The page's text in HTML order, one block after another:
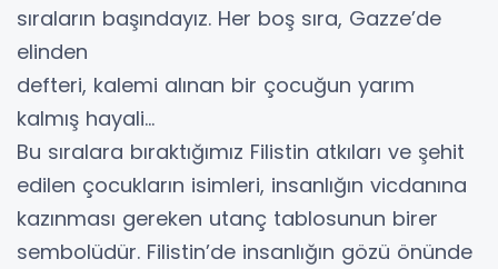
sıraların başındayız. Her boş sıra, Gazze’de
elinden
defteri, kalemi alınan bir çocuğun yarım
kalmış hayali…
Bu sıralara bıraktığımız Filistin atkıları ve şehit
edilen çocukların isimleri, insanlığın vicdanına
kazınması gereken utanç tablosunun birer
sembolüdür. Filistin’de insanlığın gözü önünde